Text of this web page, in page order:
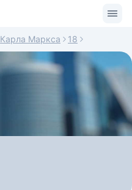
Карла Маркса 18